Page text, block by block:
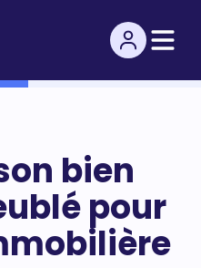
bien
pour